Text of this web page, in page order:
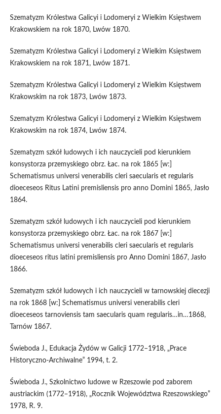
Szematyzm Królestwa Galicyi i Lodomeryi z Wielkim Księstwem
Krakowskiem na rok 1870, Lwów 1870.
Szematyzm Królestwa Galicyi i Lodomeryi z Wielkim Księstwem
Krakowskiem na rok 1871, Lwów 1871.
Szematyzm Królestwa Galicyi i Lodomeryi z Wielkim Księstwem
Krakowskim na rok 1873, Lwów 1873.
Szematyzm Królestwa Galicyi i Lodomeryi z Wielkim Księstwem
Krakowskim na rok 1874, Lwów 1874.
Szematyzm szkół ludowych i ich nauczycieli pod kierunkiem
konsystorza przemyskiego obrz. Łac. na rok 1865 [w:]
Schematismus universi venerabilis cleri saecularis et regularis
dioeceseos Ritus Latini premisliensis pro anno Domini 1865, Jasło
1864.
Szematyzm szkół ludowych i ich nauczycieli pod kierunkiem
konsystorza przemyskiego obrz. Łac. na rok 1867 [w:]
Schematismus universi venerabilis cleri saecularis et regularis
dioeceseos ritus latini premisliensis pro Anno Domini 1867, Jasło
1866.
Szematyzm szkół ludowych i ich nauczycieli w tarnowskiej diecezji
na rok 1868 [w:] Schematismus universi venerabilis cleri
dioeceseos tarnoviensis tam saecularis quam regularis…in…1868,
Tarnów 1867.
Świeboda J., Edukacja Żydów w Galicji 1772–1918, „Prace
Historyczno-Archiwalne” 1994, t. 2.
Świeboda J., Szkolnictwo ludowe w Rzeszowie pod zaborem
austriackim (1772–1918), „Rocznik Województwa Rzeszowskiego”
1978, R. 9.